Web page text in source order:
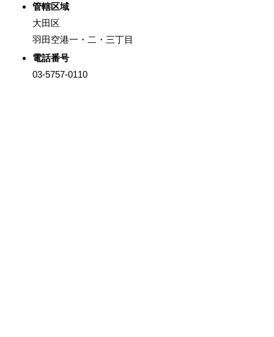
管轄区域
大田区
羽田空港一・二・三丁目
電話番号
03-5757-0110